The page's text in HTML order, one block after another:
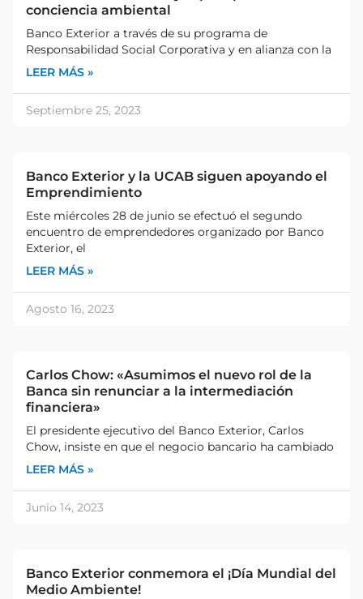
conciencia ambiental
Banco Exterior a través de su programa de
Responsabilidad Social Corporativa y en alianza con la
LEER MÁS »
Septiembre 25, 2023
Banco Exterior y la UCAB siguen apoyando el
Emprendimiento
Este miércoles 28 de junio se efectuó el segundo
encuentro de emprendedores organizado por Banco
Exterior, el
LEER MÁS »
Agosto 16, 2023
Carlos Chow: «Asumimos el nuevo rol de la
Banca sin renunciar a la intermediación
financiera»
El presidente ejecutivo del Banco Exterior, Carlos
Chow, insiste en que el negocio bancario ha cambiado
LEER MÁS »
Junio 14, 2023
Banco Exterior conmemora el ¡Día Mundial del
Medio Ambiente!